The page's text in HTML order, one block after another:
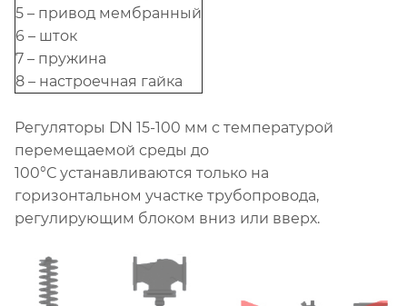
5 – привод мембранный
6 – шток
7 – пружина
8 – настроечная гайка
Регуляторы DN 15-100 мм с температурой
перемещаемой среды до
100°С устанавливаются только на
горизонтальном участке трубопровода,
регулирующим блоком вниз или вверх.